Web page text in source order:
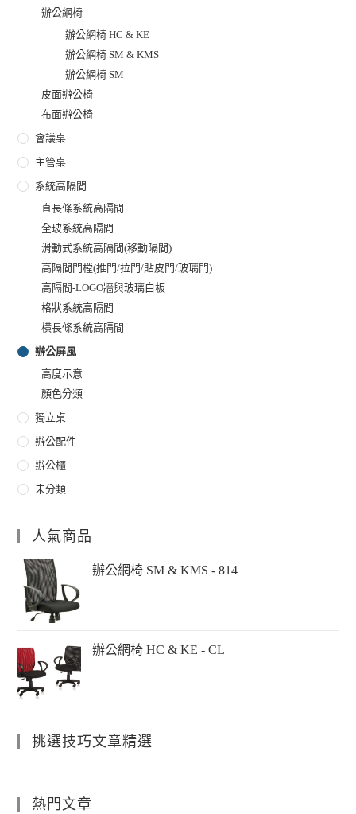
辦公網椅
辦公網椅 HC & KE
辦公網椅 SM & KMS
辦公網椅 SM
皮面辦公椅
布面辦公椅
會議桌
主管桌
系統高隔間
直長條系統高隔間
全玻系統高隔間
滑動式系統高隔間(移動隔間)
高隔間門樘(推門/拉門/貼皮門/玻璃門)
高隔間-LOGO牆與玻璃白板
格狀系統高隔間
橫長條系統高隔間
辦公屏風
高度示意
顏色分類
獨立桌
辦公配件
辦公櫃
未分類
人氣商品
辦公網椅 SM & KMS - 814
辦公網椅 HC & KE - CL
挑選技巧文章精選
熱門文章